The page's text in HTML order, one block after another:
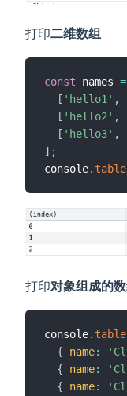
打印二维数组
const names =
[ 'hello1' ,
[ 'hello2' ,
[ 'hello3' ,
] ;
console. table
打印对象组成的
console. table
{
name:
{
name:
{
name: